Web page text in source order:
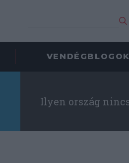
VENDÉGBLOGOK
Ilyen ország